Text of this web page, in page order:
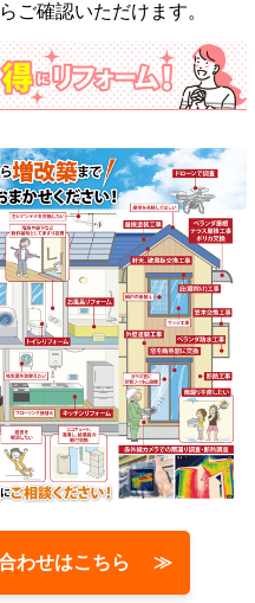
ご確認いただけます。
合わせはこちら ≫